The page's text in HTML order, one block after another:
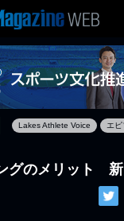
Lakes Athlete Voice エピ
グのメリット